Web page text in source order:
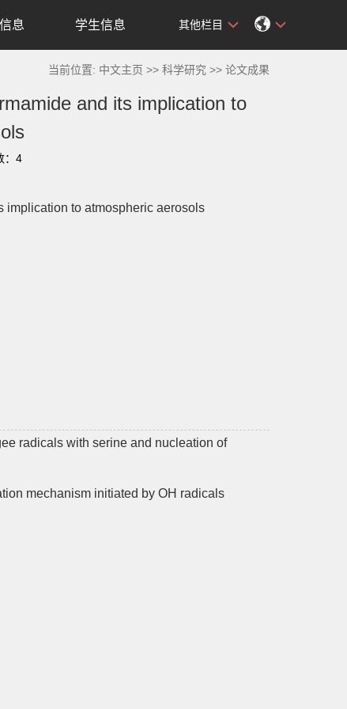
息 学生信息 其他栏目
当前位置: 中文主页 >>科学研究 >>论文成果
and its implication to
：4
implication to atmospheric aerosols
radicals with serine and nucleation of
mechanism initiated by OH radicals